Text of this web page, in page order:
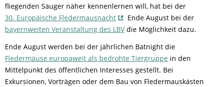
fliegenden Säuger näher kennenlernen will, hat bei der
30. Europäische Fledermausnacht
Ende August bei der
bayernweiten Veranstaltung des LBVdie Möglichkeit dazu.
Ende August werden bei der jährlichen Batnight die
Fledermäuse europaweit als bedrohte Tiergruppe in den
Mittelpunkt des öffentlichen Interesses gestellt. Bei
Exkursionen, Vorträgen oder dem Bau von Fledermauskästen